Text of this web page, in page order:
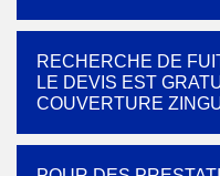
RECHERCHE DE
LE DEVIS EST
COUVERTURE